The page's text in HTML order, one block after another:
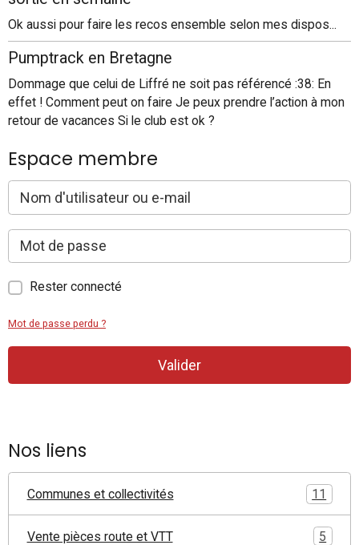
Ok aussi pour faire les recos ensemble selon mes dispos...
Pumptrack en Bretagne
Dommage que celui de Liffré ne soit pas référencé :38: En
effet ! Comment peut on faire Je peux prendre l’action à mon
retour de vacances Si le club est ok ?
Espace membre
Rester connecté
Mot de passe perdu ?
Valider
Nos liens
Communes et collectivités 11
Vente pièces route et VTT 5